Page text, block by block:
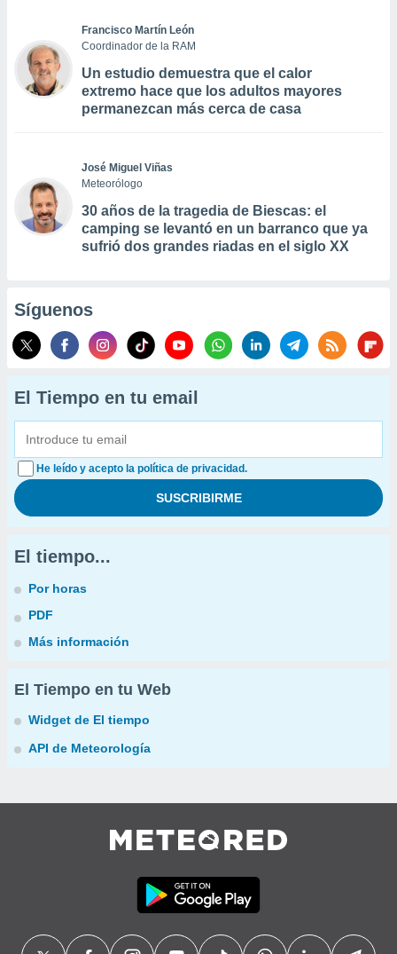
Francisco Martín León
Coordinador de la RAM
Un estudio demuestra que el calor
extremo hace que los adultos mayores
permanezcan más cerca de casa
José Miguel Viñas
Meteorólogo
30 años de la tragedia de Biescas: el
camping se levantó en un barranco que ya
sufrió dos grandes riadas en el siglo XX
Síguenos
El Tiempo en tu email
He leído y acepto la política de privacidad.
El tiempo...
Por horas
PDF
Más información
El Tiempo en tu Web
Widget de El tiempo
API de Meteorología